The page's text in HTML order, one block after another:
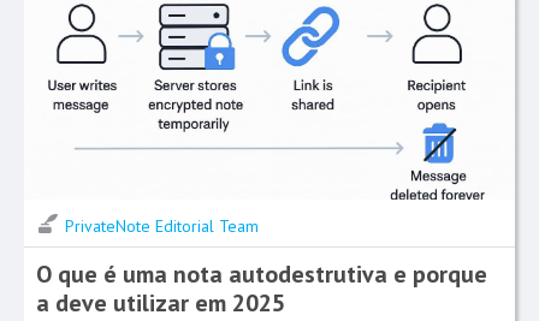
PrivateNote Editorial Team
O que é uma nota autodestrutiva e porque
a deve utilizar em 2025